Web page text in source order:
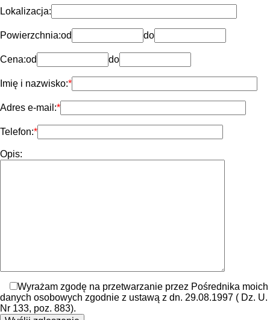
Lokalizacja:
Powierzchnia:od do
Cena:od do
Imię i nazwisko:
Adres e-mail:
Telefon:
Opis:
Wyrażam zgodę na przetwarzanie przez Pośrednika moich
danych osobowych zgodnie z ustawą z dn. 29.08.1997 ( Dz. U.
Nr 133, poz. 883).